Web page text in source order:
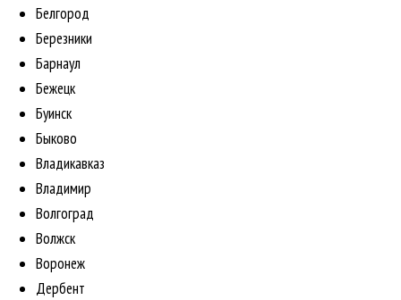
Белгород
Березники
Барнаул
Бежецк
Буинск
Быково
Владикавказ
Владимир
Волгоград
Волжск
Воронеж
Дербент